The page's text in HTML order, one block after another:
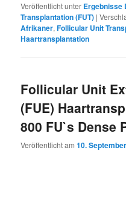
Veröffentlicht unter Ergebnisse
Transplantation (FUT) |
Afrikaner,Follicular Unit
Haartransplantation
Follicular Unit
(FUE)
800 FU`s Dense
Veröffentlicht am10.